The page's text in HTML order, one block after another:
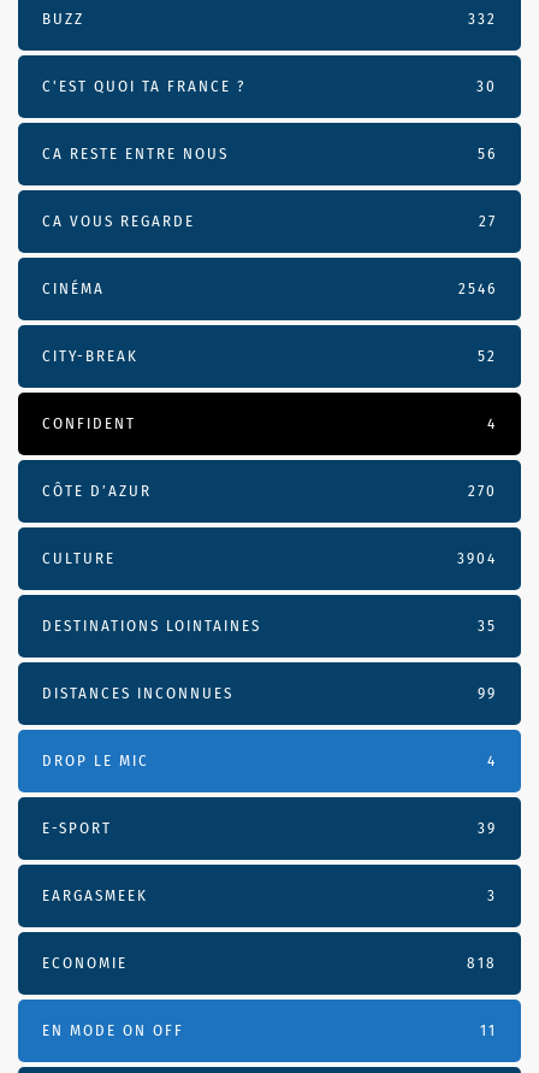
BUZZ 332
C'EST QUOI TA FRANCE ? 30
CA RESTE ENTRE NOUS 56
CA VOUS REGARDE 27
CINÉMA 2546
CITY-BREAK 52
CONFIDENT 4
CÔTE D’AZUR 270
CULTURE 3904
DESTINATIONS LOINTAINES 35
DISTANCES INCONNUES 99
DROP LE MIC 4
E-SPORT 39
EARGASMEEK 3
ECONOMIE 818
EN MODE ON OFF 11